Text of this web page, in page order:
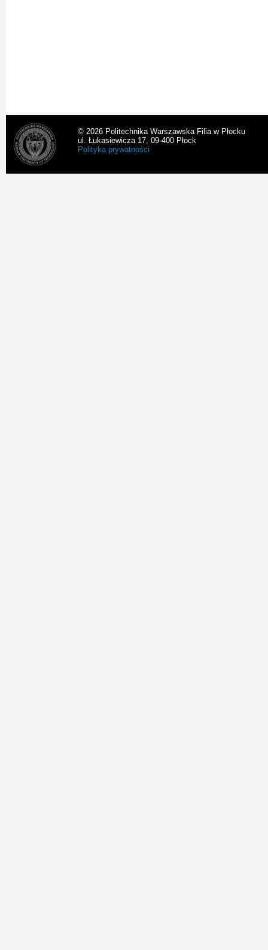
© 2026 Politechnika Warszawska Filia w Płocku
ul. Łukasiewicza 17, 09-400 Płock
Polityka prywatności